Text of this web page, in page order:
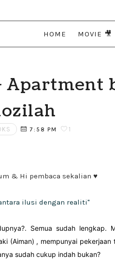
HOME MOVIE 🎥
Apartment
7:58 PM 1
& Hi pembaca sekalian ♥
ilusi dengan realiti"
Semua sudah lengkap.
(Aiman) , mempunyai
sudah cukup indah bukan?